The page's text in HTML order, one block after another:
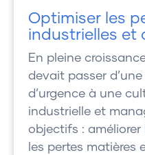
Optimiser les
industrielles et
En pleine
devait passer
d’urgence à une
industrielle et
objectifs : améliorer
les pertes matières